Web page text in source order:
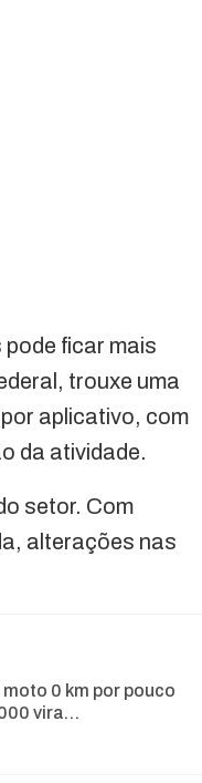
ficar mais
trouxe uma
aplicativo, com
da atividade.
setor. Com
alterações nas
0 km por pouco
vira…